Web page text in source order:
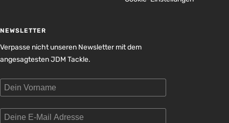
NEWSLETTER
Verpasse nicht unseren Newsletter mit dem
angesagtesten JDM Tackle.